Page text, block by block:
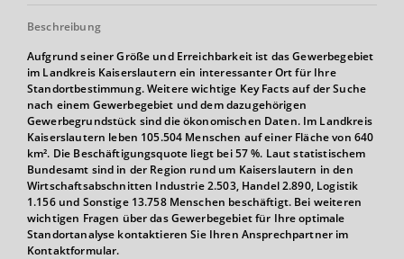
Beschreibung
Aufgrund seiner Größe und Erreichbarkeit ist das Gewerbegebiet
im Landkreis Kaiserslautern ein interessanter Ort für Ihre
Standortbestimmung. Weitere wichtige Key Facts auf der Suche
nach einem Gewerbegebiet und dem dazugehörigen
Gewerbegrundstück sind die ökonomischen Daten. Im Landkreis
Kaiserslautern leben 105.504 Menschen auf einer Fläche von 640
km². Die Beschäftigungsquote liegt bei 57 %. Laut statistischem
Bundesamt sind in der Region rund um Kaiserslautern in den
Wirtschaftsabschnitten Industrie 2.503, Handel 2.890, Logistik
1.156 und Sonstige 13.758 Menschen beschäftigt. Bei weiteren
wichtigen Fragen über das Gewerbegebiet für Ihre optimale
Standortanalyse kontaktieren Sie Ihren Ansprechpartner im
Kontaktformular.